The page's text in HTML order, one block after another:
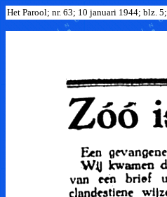
Het Parool; nr. 63; 10 januari 1944; blz. 5;